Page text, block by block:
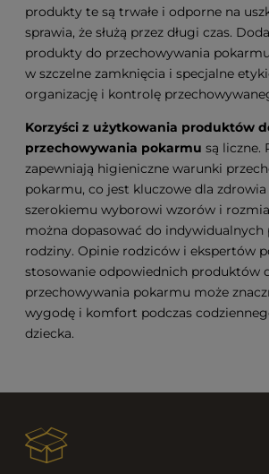
produkty te są trwałe i odporne na
sprawia, że służą przez długi czas.
produkty do przechowywania
w szczelne zamknięcia i specjalne
organizację i kontrolę
Korzyści z użytkowania produktów
przechowywania pokarmu są liczne.
zapewniają higieniczne warunki
pokarmu, co jest kluczowe dla zdrowia
szerokiemu wyborowi wzorów i
można dopasować do indywidualnych
rodziny. Opinie rodziców i ekspertów
stosowanie odpowiednich produktów
przechowywania pokarmu może
wygodę i komfort podczas
dziecka.